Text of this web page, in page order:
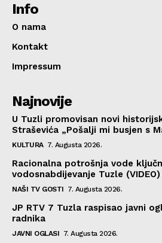
Info
O nama
Kontakt
Impressum
Najnovije
U Tuzli promovisan novi
Straševića „Pošalji mi busjen s
KULTURA 7. Augusta 2026.
Racionalna potrošnja vode
vodosnabdijevanje Tuzle (VIDEO)
NAŠI TV GOSTI 7. Augusta 2026.
JP RTV 7 Tuzla raspisao javni
radnika
JAVNI OGLASI 7. Augusta 2026.